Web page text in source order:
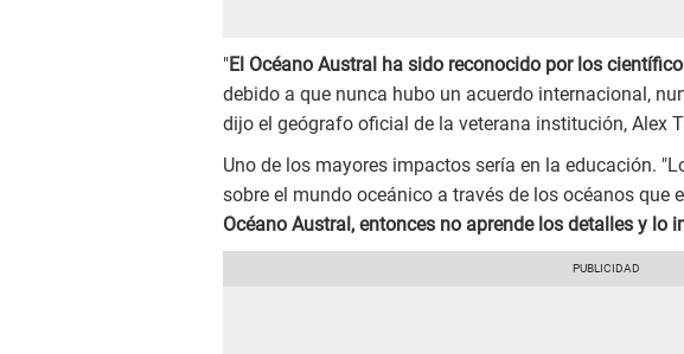
"El Océano Austral ha sido reconocido por los
debido a que nunca hubo un acuerdo internacional,
dijo el geógrafo oficial de la veterana institución, Alex
Uno de los mayores impactos sería en la educación.
sobre el mundo oceánico a través de los océanos que
Océano Austral, entonces no aprende los detalles y lo